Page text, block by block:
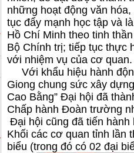
những hoạt động văn
tục đẩy mạnh học tập và
Hồ Chí Minh theo tinh
Bộ Chính trị; tiếp tục thực
với nhiệm vụ của cơ quan.
Với khẩu hiệu hành
Giong chung sức xây
Cao Bằng” Đại hội đã
Chấp hành Đoàn trường
Đại hội cũng đã tiến
Khối các cơ quan tỉnh lần
biểu (trong đó có 02 đại